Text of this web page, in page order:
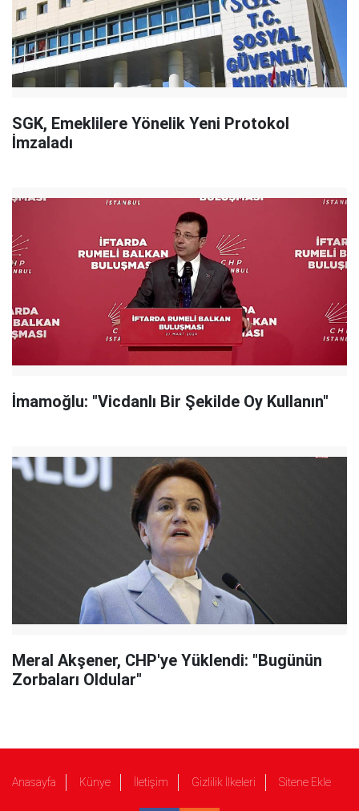
SGK, Emeklilere Yönelik Yeni Protokol
İmzaladı
İmamoğlu: "Vicdanlı Bir Şekilde Oy Kullanın"
Meral Akşener, CHP'ye Yüklendi: "Bugünün
Zorbaları Oldular"
Anasayfa Künye İletişim Gizlilik İlkeleri Sitene Ekle